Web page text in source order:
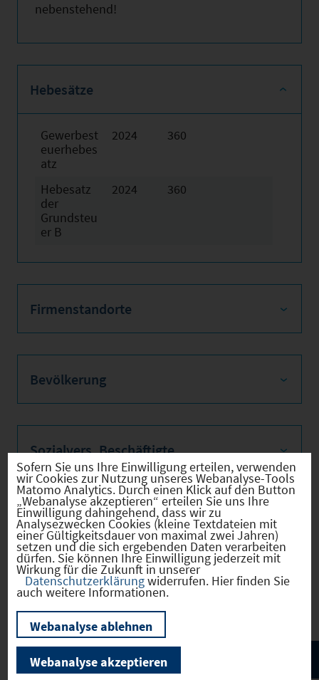
nebenstehend!
Hebesätze
Gewerbest
euerhebes
atz
2024 360
Hebesatz
der
Grundsteu
er B
2024 360
Firmenstandorte
Bevölkerung
Sozialvers. Beschäftigte
Verkehrsinfrastruktur
Kommunale Infrastruktur
Sofern Sie uns Ihre Einwilligung erteilen, verwenden
wir Cookies zur Nutzung unseres Webanalyse-Tools
Matomo Analytics. Durch einen Klick auf den Button
„Webanalyse akzeptieren“ erteilen Sie uns Ihre
Einwilligung dahingehend, dass wir zu
Analysezwecken Cookies (kleine Textdateien mit
einer Gültigkeitsdauer von maximal zwei Jahren)
setzen und die sich ergebenden Daten verarbeiten
dürfen. Sie können Ihre Einwilligung jederzeit mit
Wirkung für die Zukunft in unserer
Datenschutzerklärungwiderrufen. Hier finden Sie
auch weitere Informationen.
Webanalyse ablehnen
Webanalyse akzeptieren